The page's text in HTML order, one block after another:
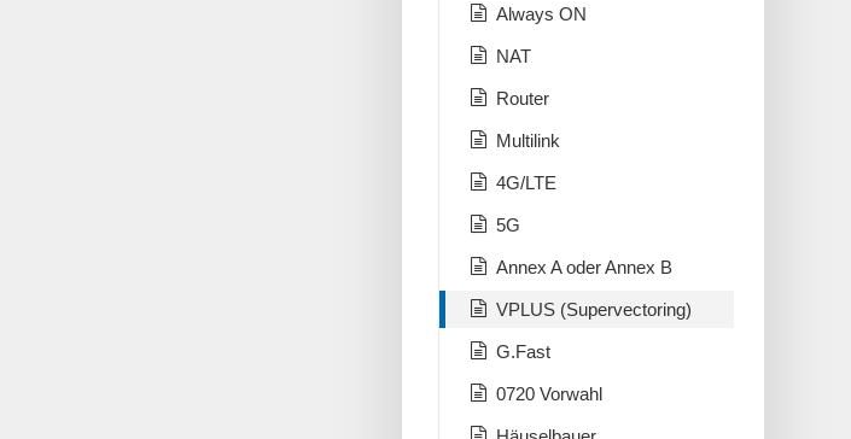
Always ON
NAT
Router
Multilink
4G/LTE
5G
Annex A oder Annex B
VPLUS (Supervectoring)
G.Fast
0720 Vorwahl